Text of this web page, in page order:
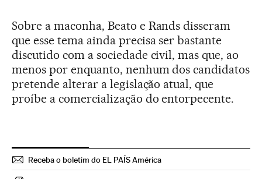
Sobre a maconha, Beato e Rands disseram
que esse tema ainda precisa ser bastante
discutido com a sociedade civil, mas que, ao
menos por enquanto, nenhum dos candidatos
pretende alterar a legislação atual, que
proíbe a comercialização do entorpecente.
Receba o boletim do EL PAÍS América